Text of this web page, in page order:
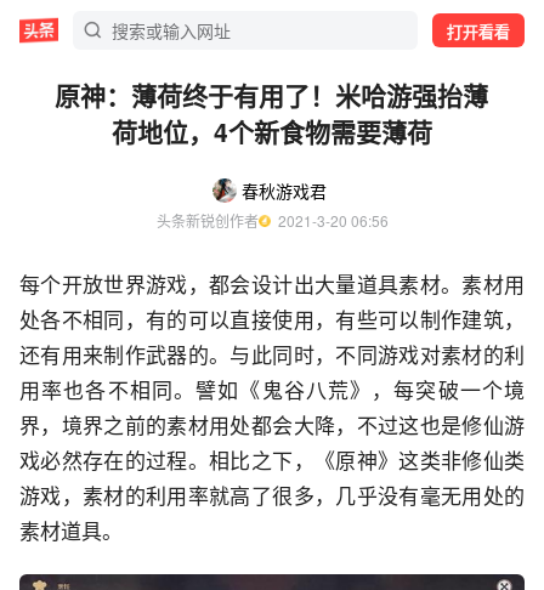
打开看看
原神：薄荷终于有用了！米哈游强抬薄
荷地位，4个新食物需要薄荷
春秋游戏君
头条新锐创作者
  2021-3-20 06:56
每个开放世界游戏，都会设计出大量道具素材。素材用
处各不相同，有的可以直接使用，有些可以制作建筑，
还有用来制作武器的。与此同时，不同游戏对素材的利
用率也各不相同。譬如《鬼谷八荒》，每突破一个境
界，境界之前的素材用处都会大降，不过这也是修仙游
戏必然存在的过程。相比之下，《原神》这类非修仙类
游戏，素材的利用率就高了很多，几乎没有毫无用处的
素材道具。